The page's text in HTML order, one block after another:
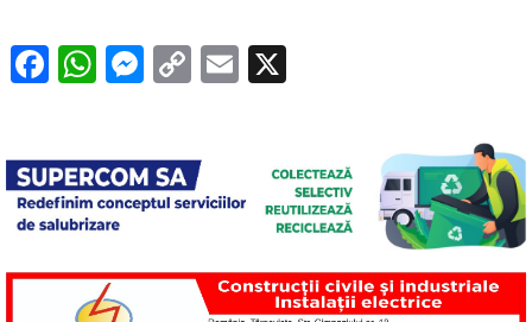
F
e
b
o
W
s
A
p
M
e
n
er
C
y
Li
k
E